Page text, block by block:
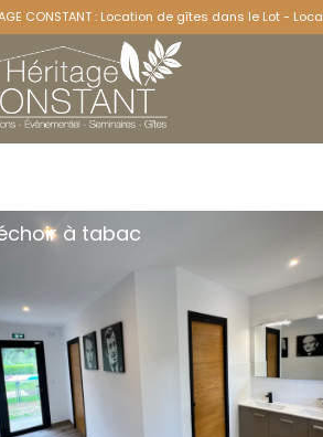
CONSTANT : Location de gîtes dans le Lot -
à tabac